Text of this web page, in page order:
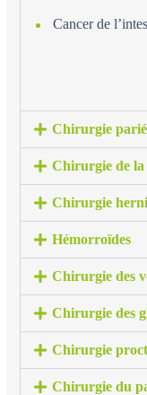
Cancer de
Chirurgie
Chirurgie de
Chirurgie
Hémorroïdes
Chirurgie des
Chirurgie des
Chirurgie
Chirurgie du